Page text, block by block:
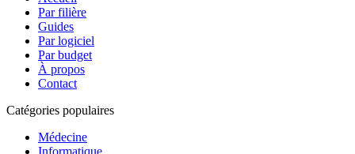
Par filière
Guides
Par logiciel
Par budget
À propos
Contact
Catégories populaires
Médecine
Informatique